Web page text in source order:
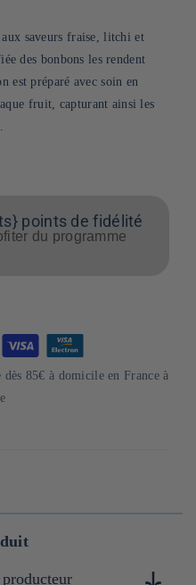
saveurs fraise, litchi et
des bonbons les rendent
est préparé avec soin en
fruit, capturant ainsi les
points de fidélité
du programme
85€ à domicile en France à